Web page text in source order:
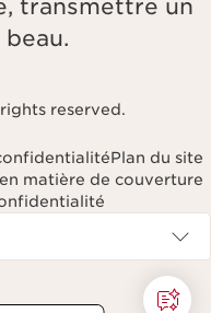
transmettre un
reserved.
Plan du site
matière de couverture